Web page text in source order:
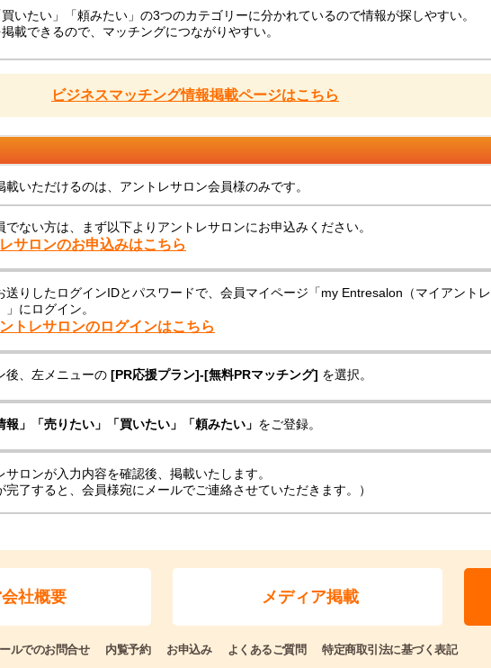
買いたい」「頼みたい」の3つのカテゴリーに分かれているので情報が探しやすい。
載できるので、マッチングにつながりやすい。
ビジネスマッチング情報掲載ページはこちら
載いただけるのは、アントレサロン会員様のみです。
でない方は、まず以下よりアントレサロンにお申込みください。
サロンのお申込みはこちら
送りしたログインIDとパスワードで、会員マイページ「my Entresalon（マイアントレ
」にログイン。
トレサロンのログインはこちら
後、左メニューの [PR応援プラン]-[無料PRマッチング] を選択。
報」「売りたい」「買いたい」「頼みたい」 をご登録。
サロンが入力内容を確認後、掲載いたします。
完了すると、会員様宛にメールでご連絡させていただきます。）
社概要 メディア掲載
ルでのお問合せ 内覧予約 お申込み よくあるご質問 特定商取引法に基づく表記